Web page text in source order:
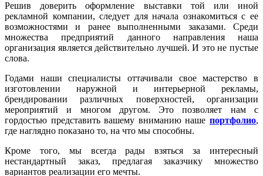
Решив доверить оформление выставки той или иной
рекламной компании, следует для начала ознакомиться с ее
возможностями и ранее выполненными заказами. Среди
множества предприятий данного направления наша
организация является действительно лучшей. И это не пустые
слова.
Годами наши специалисты оттачивали свое мастерство в
изготовлении наружной и интерьерной рекламы,
брендировании различных поверхностей, организации
мероприятий и многом другом. Это позволяет нам с
гордостью представить вашему вниманию наше портфолио,
где наглядно показано то, на что мы способны.
Кроме того, мы всегда рады взяться за интересный
нестандартный заказ, предлагая заказчику множество
вариантов реализации его мечты.